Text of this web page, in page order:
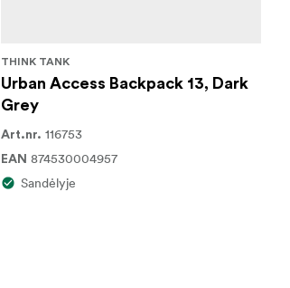
THINK TANK
Urban Access Backpack 13, Dark
Grey
Art.nr. 116753
EAN 874530004957
Sandėlyje